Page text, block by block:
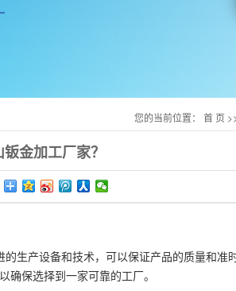
您的当前位置： 首 页
金加工厂家？
生产设备和技术，可以保证产品的质量和准
确保选择到一家可靠的工厂。